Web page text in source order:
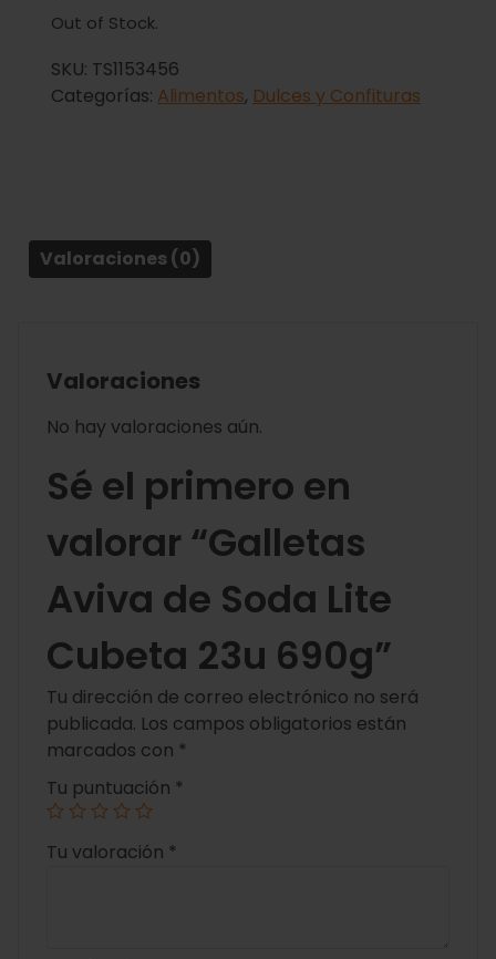
Out of Stock.
SKU: TS1153456
Categorías: Alimentos, Dulces y Confituras
Valoraciones (0)
Valoraciones
No hay valoraciones aún.
Sé el primero en
valorar “Galletas
Aviva de Soda Lite
Cubeta 23u 690g”
Tu dirección de correo electrónico no será
publicada. Los campos obligatorios están
marcados con *
Tu puntuación *
Tu valoración *